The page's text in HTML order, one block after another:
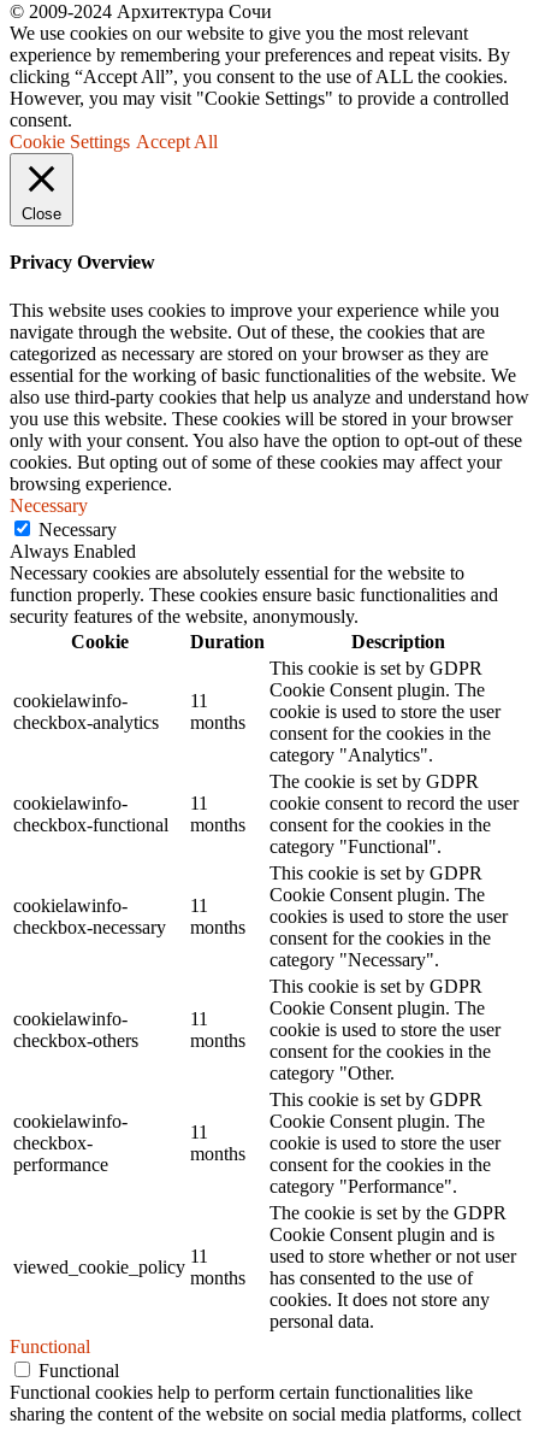
© 2009-2024 Архитектура Сочи
We use cookies on our website to give you the most relevant
experience by remembering your preferences and repeat visits. By
clicking “Accept All”, you consent to the use of ALL the cookies.
However, you may visit "Cookie Settings" to provide a controlled
consent.
Cookie Settings Accept All
Close
Privacy Overview
This website uses cookies to improve your experience while you
navigate through the website. Out of these, the cookies that are
categorized as necessary are stored on your browser as they are
essential for the working of basic functionalities of the website. We
also use third-party cookies that help us analyze and understand how
you use this website. These cookies will be stored in your browser
only with your consent. You also have the option to opt-out of these
cookies. But opting out of some of these cookies may affect your
browsing experience.
Necessary
Necessary
Always Enabled
Necessary cookies are absolutely essential for the website to
function properly. These cookies ensure basic functionalities and
security features of the website, anonymously.
Cookie
Duration Description
cookielawinfo-
checkbox-analytics
11
months
This cookie is set by GDPR
Cookie Consent plugin. The
cookie is used to store the user
consent for the cookies in the
category "Analytics".
cookielawinfo-
checkbox-functional
11
months
The cookie is set by GDPR
cookie consent to record the user
consent for the cookies in the
category "Functional".
cookielawinfo-
checkbox-necessary
11
months
This cookie is set by GDPR
Cookie Consent plugin. The
cookies is used to store the user
consent for the cookies in the
category "Necessary".
cookielawinfo-
checkbox-others
11
months
This cookie is set by GDPR
Cookie Consent plugin. The
cookie is used to store the user
consent for the cookies in the
category "Other.
cookielawinfo-
checkbox-
performance
11
months
This cookie is set by GDPR
Cookie Consent plugin. The
cookie is used to store the user
consent for the cookies in the
category "Performance".
viewed_cookie_policy
11
months
The cookie is set by the GDPR
Cookie Consent plugin and is
used to store whether or not user
has consented to the use of
cookies. It does not store any
personal data.
Functional
Functional
Functional cookies help to perform certain functionalities like
sharing the content of the website on social media platforms, collect